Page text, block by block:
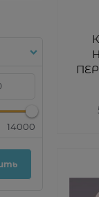
14000